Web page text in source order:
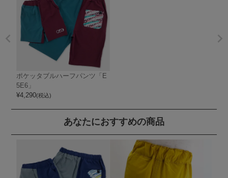
ポケッタブルハーフパンツ「E
5E6」
¥4,290(税込)
あなたにおすすめの商品